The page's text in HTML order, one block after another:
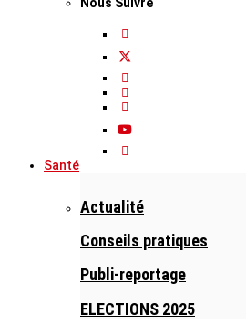
Santé
Actualité
Conseils pratiques
Publi-reportage
ELECTIONS 2025